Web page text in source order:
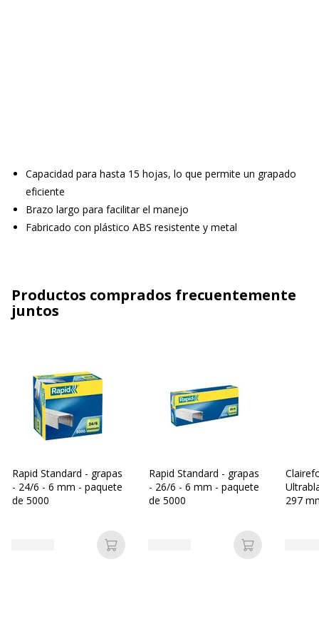
Capacidad para hasta 15 hojas, lo que permite un grapado
eficiente
Brazo largo para facilitar el manejo
Fabricado con plástico ABS resistente y metal
Productos comprados frecuentemente
juntos
Rapid Standard - grapas
- 24/6 - 6 mm - paquete
de 5000
Añadir a la cesta
Rapid Standard - grapas
- 26/6 - 6 mm - paquete
de 5000
Añadir a la
297